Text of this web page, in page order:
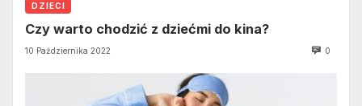
DZIECI
Czy warto chodzić z dziećmi do kina?
10 Października 2022 0